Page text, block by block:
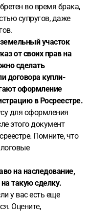
во время брака,
супругов, даже
участок
от своих прав на
сделать
договора купли-
оформление
в Росреестре.
для оформления
этого документ
Помните, что
на наследование,
такую сделку.
у вас есть еще
Оцените,